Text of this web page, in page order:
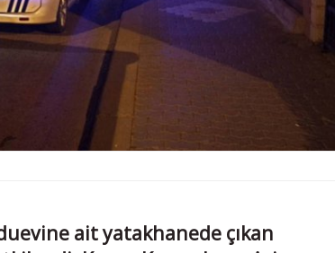
ait yatakhanede çıkan